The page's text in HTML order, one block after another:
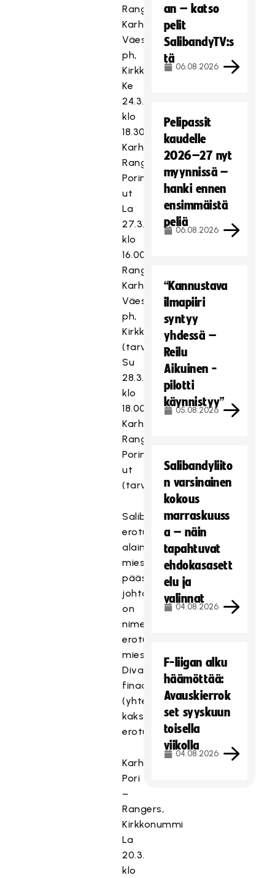
Rangers-
Karhut,
Väestönsuojan
ph,
Kirkkonummi
Ke
24.3.
klo
18.30
Karhut-
Rangers,
Porin
ut
La
27.3.
klo
16.00
Rangers-
Karhut,
Väestönsuojan
ph,
Kirkkonummi
(tarvittaessa)
Su
28.3.
klo
18.00
Karhut-
Rangers,
Porin
ut
(tarvittaessa)
Salibandyliiton
erotuomarivaliokunnan
alainen
miesten
pääsarjaerotuomareiden
johtoryhmä
on
nimennyt
erotuomarit
miesten
Divarin
finaalisarjaan
(yhteensä
kaksi
erotuomariparia).
Karhut,
Pori
–
Rangers,
Kirkkonummi
La
20.3.
klo
an – katso
pelit
SalibandyTV:s
tä
06.08.2026
Pelipassit
kaudelle
2026–27 nyt
myynnissä –
hanki ennen
ensimmäistä
peliä
06.08.2026
“Kannustava
ilmapiiri
syntyy
yhdessä –
Reilu
Aikuinen -
pilotti
käynnistyy”
05.08.2026
Salibandyliito
n varsinainen
kokous
marraskuuss
a – näin
tapahtuvat
ehdokasasett
elu ja
valinnat
04.08.2026
F-liigan alku
häämöttää:
Avauskierrok
set syyskuun
toisella
viikolla
04.08.2026